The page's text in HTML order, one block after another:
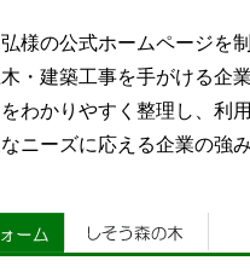
様の公式ホームページを
・建築工事を手がける企
わかりやすく整理し、利
ニーズに応える企業の強